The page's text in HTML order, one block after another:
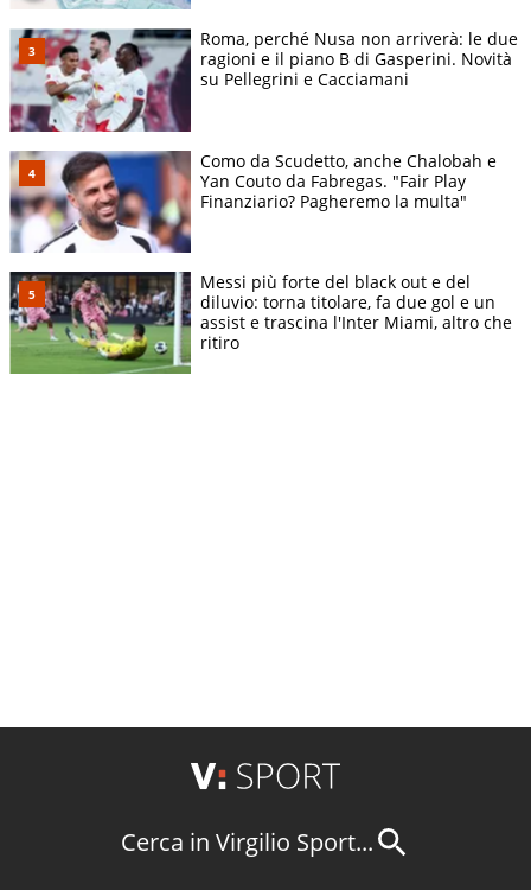
Roma, perché Nusa non arriverà: le due
ragioni e il piano B di Gasperini. Novità
su Pellegrini e Cacciamani
Como da Scudetto, anche Chalobah e
Yan Couto da Fabregas. "Fair Play
Finanziario? Pagheremo la multa"
Messi più forte del black out e del
diluvio: torna titolare, fa due gol e un
assist e trascina l'Inter Miami, altro che
ritiro
Cerca in Virgilio Sport...